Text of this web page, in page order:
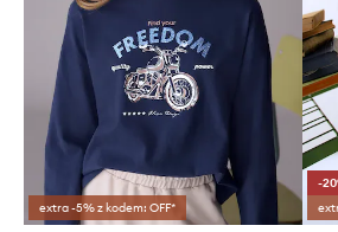
extra -5% z kodem: OFF*
-